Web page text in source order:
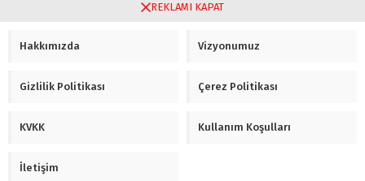
Hakkımızda Vizyonumuz
Gizlilik Politikası Çerez Politikası
KVKK Kullanım Koşulları
İletişim
REKLAMI KAPAT